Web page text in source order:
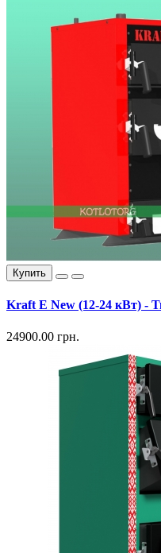
Купить
Kraft E New (12-24 кВт) -
24900.00 грн.